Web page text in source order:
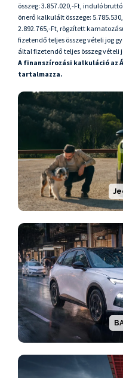
összeg: 3.857.020,-Ft, induló
önerő kalkulált összege:
2.892.765,-Ft, rögzített
fizetendő teljes összeg vételi jog
által fizetendő teljes összeg vételi
A finanszírozási kalkuláció az
tartalmazza.